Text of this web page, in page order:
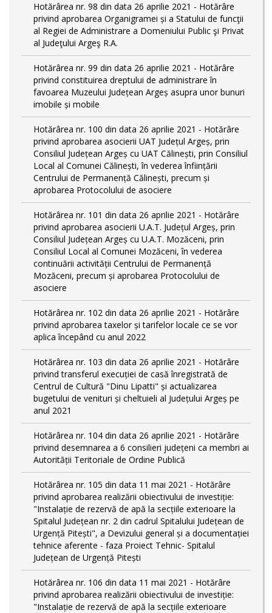
Hotărârea nr. 98 din data 26 aprilie 2021 - Hotărâre
privind aprobarea Organigramei și a Statului de funcţii
al Regiei de Administrare a Domeniului Public şi Privat
al Judeţului Argeş R.A.
Hotărârea nr. 99 din data 26 aprilie 2021 - Hotărâre
privind constituirea dreptului de administrare în
favoarea Muzeului Județean Argeș asupra unor bunuri
imobile și mobile
Hotărârea nr. 100 din data 26 aprilie 2021 - Hotărâre
privind aprobarea asocierii UAT Județul Argeș, prin
Consiliul Județean Argeș cu UAT Călinești, prin Consiliul
Local al Comunei Călinești, în vederea înființării
Centrului de Permanență Călinești, precum și
aprobarea Protocolului de asociere
Hotărârea nr. 101 din data 26 aprilie 2021 - Hotărâre
privind aprobarea asocierii U.A.T. Județul Argeș, prin
Consiliul Județean Argeș cu U.A.T. Mozăceni, prin
Consiliul Local al Comunei Mozăceni, în vederea
continuării activității Centrului de Permanență
Mozăceni, precum și aprobarea Protocolului de
asociere
Hotărârea nr. 102 din data 26 aprilie 2021 - Hotărâre
privind aprobarea taxelor și tarifelor locale ce se vor
aplica începând cu anul 2022
Hotărârea nr. 103 din data 26 aprilie 2021 - Hotărâre
privind transferul execuției de casă înregistrată de
Centrul de Cultură "Dinu Lipatti" și actualizarea
bugetului de venituri și cheltuieli al Județului Argeș pe
anul 2021
Hotărârea nr. 104 din data 26 aprilie 2021 - Hotărâre
privind desemnarea a 6 consilieri județeni ca membri ai
Autorității Teritoriale de Ordine Publică
Hotărârea nr. 105 din data 11 mai 2021 - Hotărâre
privind aprobarea realizării obiectivului de investiție:
"Instalație de rezervă de apă la secțiile exterioare la
Spitalul Județean nr. 2 din cadrul Spitalului Județean de
Urgență Pitești", a Devizului general și a documentației
tehnice aferente - faza Proiect Tehnic- Spitalul
Județean de Urgență Pitești
Hotărârea nr. 106 din data 11 mai 2021 - Hotărâre
privind aprobarea realizării obiectivului de investiție:
"Instalație de rezervă de apă la secțiile exterioare